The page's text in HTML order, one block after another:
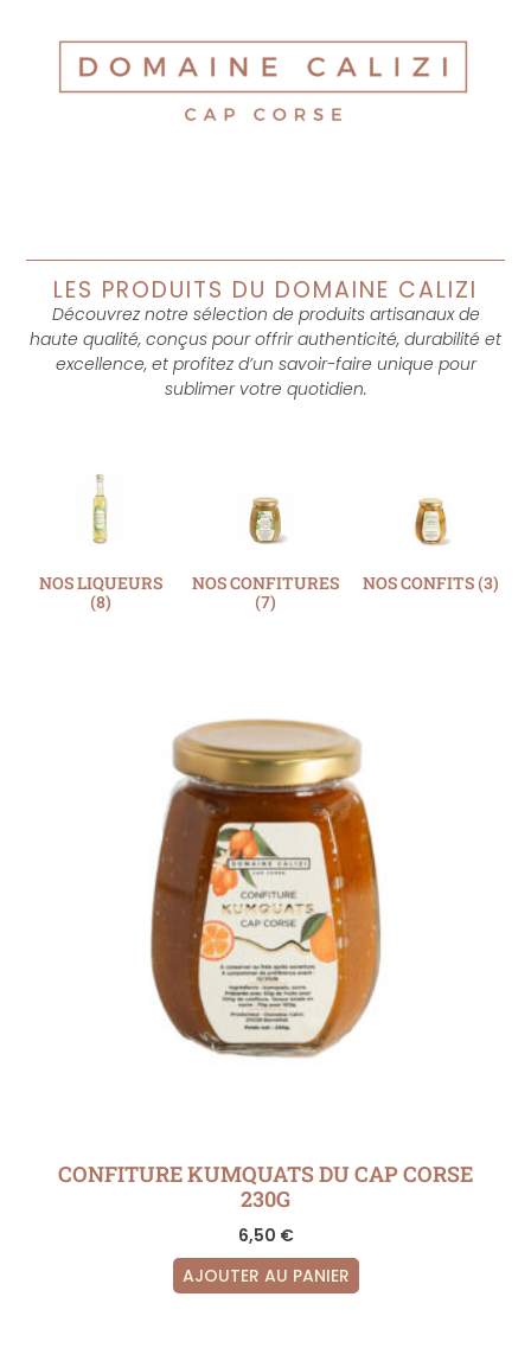
LES PRODUITS DU DOMAINE CALIZI
Découvrez notre sélection de produits artisanaux de
haute qualité, conçus pour offrir authenticité, durabilité et
excellence, et profitez d’un savoir-faire unique pour
sublimer votre quotidien.
NOS LIQUEURS
(8)
NOS CONFITURES
(7)
NOS CONFITS (3)
CONFITURE KUMQUATS DU CAP CORSE
230G
6,50 €
AJOUTER AU PANIER